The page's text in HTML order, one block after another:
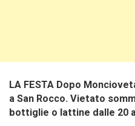
LA FESTA Dopo
a San Rocco. Vietato
bottiglie o lattine dalle 20